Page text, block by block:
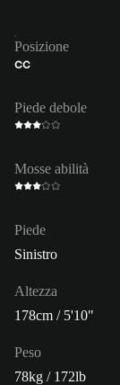
Posizione
CC
Piede debole
Mosse abilità
Piede
Sinistro
Altezza
178cm / 5'10"
Peso
78kg / 172lb